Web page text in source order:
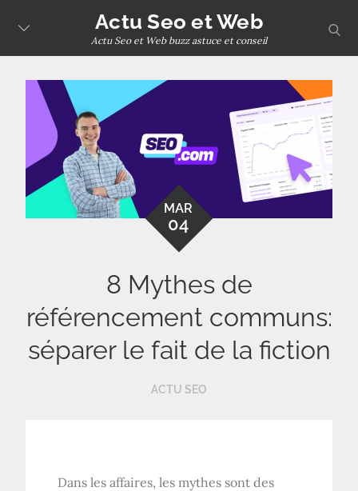
content
Actu Seo et Web
Actu Seo et Web buzz astuce et conseil
MAR
04
8 Mythes de
référencement communs:
séparer le fait de la fiction
ACTU SEO
Dans les affaires, les mythes sont des